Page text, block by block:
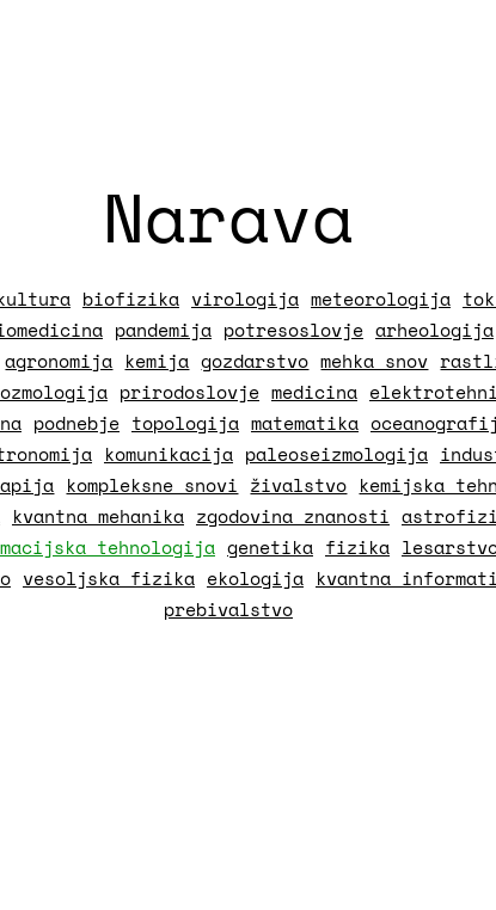
Narava
biofizika virologija meteorologija
pandemija potresoslovje arheologija
agronomija kemija gozdarstvo mehka snov
prirodoslovje medicina
podnebje topologija matematika
komunikacija paleoseizmologija
kompleksne snovi živalstvo kemijska
kvantna mehanika zgodovina znanosti
tehnologija genetika fizika
vesoljska fizika ekologija kvantna
prebivalstvo